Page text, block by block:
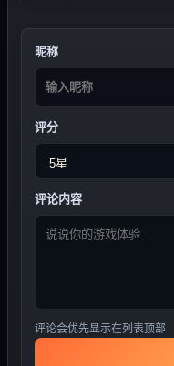
昵称
评分
评论内容
评论会优先显示在列表顶部